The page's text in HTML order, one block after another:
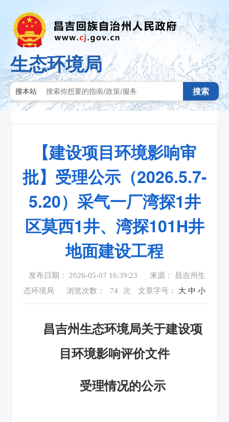
生态环境局
搜本站 搜索
【建设项目环境影响审
批】受理公示（2026.5.7-
5.20）采气一厂湾探1井
区莫西1井、湾探101H井
地面建设工程
发布日期： 2026-05-07 16:39:23
来源： 昌吉州生
态环境局
浏览次数： 74 次 文章字号： 大 中 小
昌吉州生态环境局关于建设项
目环境影响评价文件
受理情况的公示